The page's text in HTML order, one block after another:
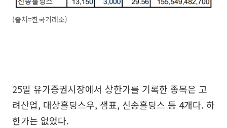
(출처=한국거래소)
25일 유가증권시장에서 상한가를 기록한 종목은 고
려산업, 대상홀딩스우, 샘표, 신송홀딩스 등 4개다. 하
한가는 없었다.